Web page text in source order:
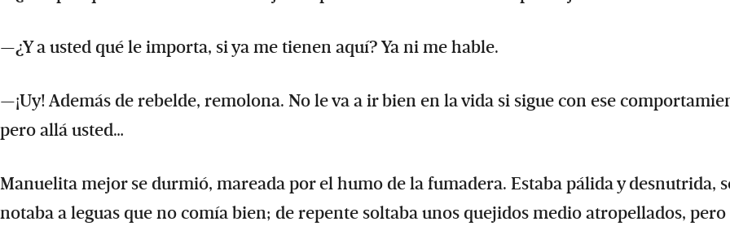
—¿Y a usted qué le importa, si ya me tienen aquí? Ya ni me hable.
—¡Uy! Además de rebelde, remolona. No le va a ir bien en la vida si sigue con ese
pero allá usted…
Manuelita mejor se durmió, mareada por el humo de la fumadera. Estaba pálida y desnutrida,
notaba a leguas que no comía bien; de repente soltaba unos quejidos medio atropellados, pero